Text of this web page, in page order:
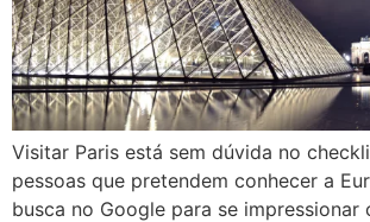
TRABALHE CONOSCO
OUVIDORIA
Visitar Paris está sem dúvida no
pessoas que pretendem conhecer a
busca no Google para se impressionar